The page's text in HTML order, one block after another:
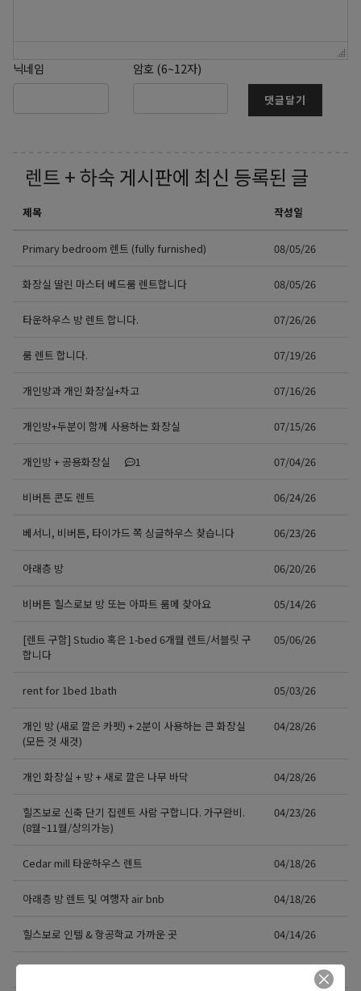
닉네임 암호 (6~12자)
댓글달기
렌트 + 하숙 게시판에 최신 등록된 글
제목 작성일
Primary bedroom 렌트 (fully furnished) 08/05/26
화장실 딸린 마스터 베드룸 렌트합니다 08/05/26
타운하우스 방 렌트 합니다. 07/26/26
룸 렌트 합니다. 07/19/26
개인방과 개인 화장실+차고 07/16/26
개인방+두분이 함께 사용하는 화장실 07/15/26
개인방 + 공용화장실 1 07/04/26
비버튼 콘도 렌트 06/24/26
베서니, 비버튼, 타이가드 쪽 싱글하우스 찾습니다 06/23/26
아래층 방 06/20/26
비버튼 힐스로보 방 또는 아파트 룸메 찾아요 05/14/26
[렌트 구함] Studio 혹은 1-bed 6개월 렌트/서블릿 구
합니다
05/06/26
rent for 1bed 1bath 05/03/26
개인 방 (새로 깔은 카펫) + 2분이 사용하는 큰 화장실
(모든 것 새것)
04/28/26
개인 화장실 + 방 + 새로 깔은 나무 바닥 04/28/26
힐즈보로 신축 단기 집렌트 사람 구합니다. 가구완비.
(8월~11월/상의가능)
04/23/26
Cedar mill 타운하우스 렌트 04/18/26
아래층 방 렌트 및 여행자 air bnb 04/18/26
힐스보로 인텔 & 항공학교 가까운 곳 04/14/26
5/13 – 6/14 한달 머물 집 구해요 03/10/26